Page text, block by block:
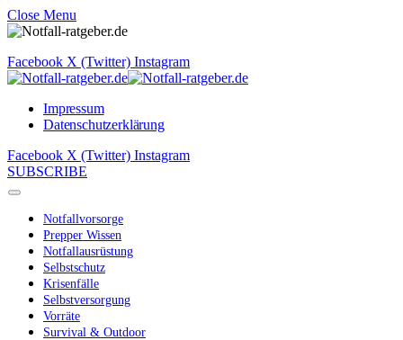
Close Menu
Facebook X (Twitter) Instagram
Impressum
Datenschutzerklärung
Facebook X (Twitter) Instagram
SUBSCRIBE
Notfallvorsorge
Prepper Wissen
Notfallausrüstung
Selbstschutz
Krisenfälle
Selbstversorgung
Vorräte
Survival & Outdoor